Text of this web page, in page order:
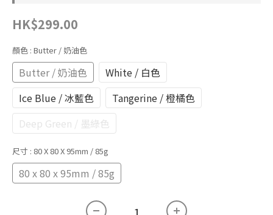
HK$299.00
顏色 : Butter / 奶油色
Butter / 奶油色
White / 白色
Ice Blue / 冰藍色
Tangerine / 橙橘色
Deep Green / 墨綠色
尺寸 : 80 X 80 X 95mm / 85g
80 x 80 x 95mm / 85g